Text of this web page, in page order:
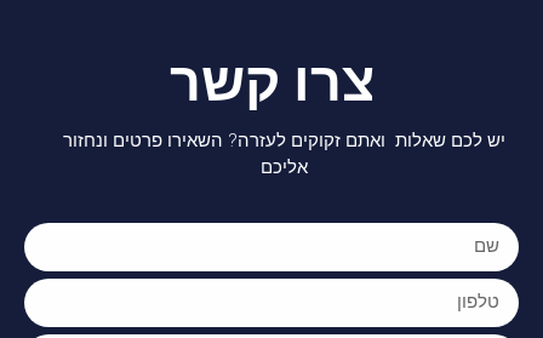
צרו קשר
יש לכם שאלות ואתם זקוקים לעזרה? השאירו פרטים ונחזור
אליכם